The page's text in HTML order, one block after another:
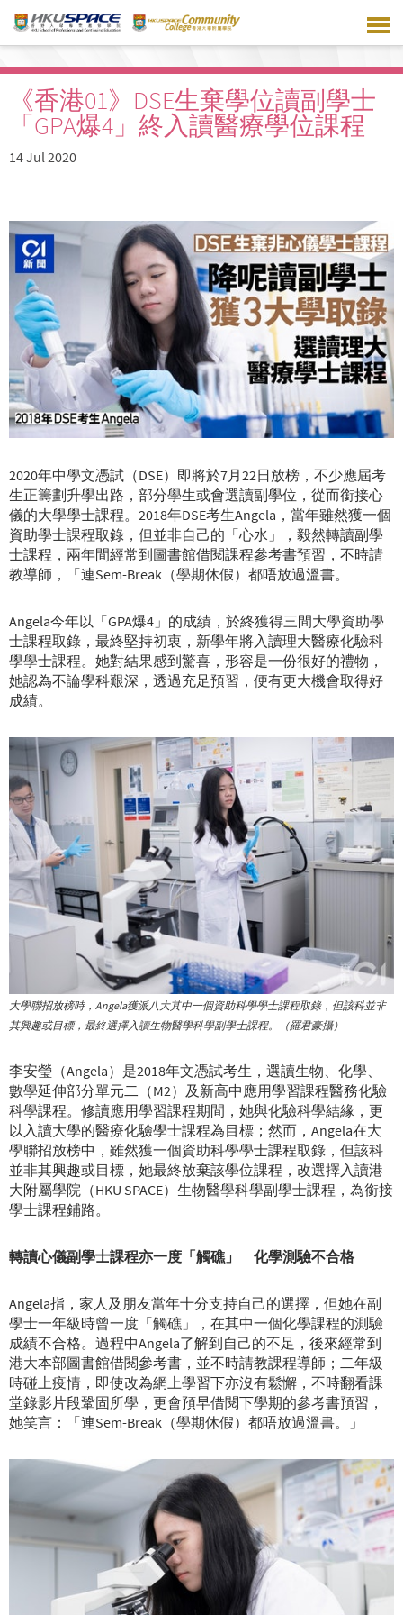
main
《香港01》DSE生棄學位讀副學士
「GPA爆4」終入讀醫療學位課程
14 Jul 2020
2020年中學文憑試（DSE）即將於7月22日放榜，不少應屆考
生正籌劃升學出路，部分學生或會選讀副學位，從而銜接心
儀的大學學士課程。2018年DSE考生Angela，當年雖然獲一個
資助學士課程取錄，但並非自己的「心水」，毅然轉讀副學
士課程，兩年間經常到圖書館借閱課程參考書預習，不時請
教導師，「連Sem-Break（學期休假）都唔放過溫書。
Angela今年以「GPA爆4」的成績，於終獲得三間大學資助學
士課程取錄，最終堅持初衷，新學年將入讀理大醫療化驗科
學學士課程。她對結果感到驚喜，形容是一份很好的禮物，
她認為不論學科艱深，透過充足預習，便有更大機會取得好
成績。
大學聯招放榜時，Angela獲派八大其中一個資助科學學士課程取錄，但該科並非
其興趣或目標，最終選擇入讀生物醫學科學副學士課程。（羅君豪攝）
李安瑩（Angela）是2018年文憑試考生，選讀生物、化學、
數學延伸部分單元二（M2）及新高中應用學習課程醫務化驗
科學課程。修讀應用學習課程期間，她與化驗科學結緣，更
以入讀大學的醫療化驗學士課程為目標；然而，Angela在大
學聯招放榜中，雖然獲一個資助科學學士課程取錄，但該科
並非其興趣或目標，她最終放棄該學位課程，改選擇入讀港
大附屬學院（HKU SPACE）生物醫學科學副學士課程，為銜接
學士課程鋪路。
轉讀心儀副學士課程亦一度「觸礁」 化學測驗不合格
Angela指，家人及朋友當年十分支持自己的選擇，但她在副
學士一年級時曾一度「觸礁」，在其中一個化學課程的測驗
成績不合格。過程中Angela了解到自己的不足，後來經常到
港大本部圖書館借閱參考書，並不時請教課程導師；二年級
時碰上疫情，即使改為網上學習下亦沒有鬆懈，不時翻看課
堂錄影片段鞏固所學，更會預早借閱下學期的參考書預習，
她笑言：「連Sem-Break（學期休假）都唔放過溫書。」